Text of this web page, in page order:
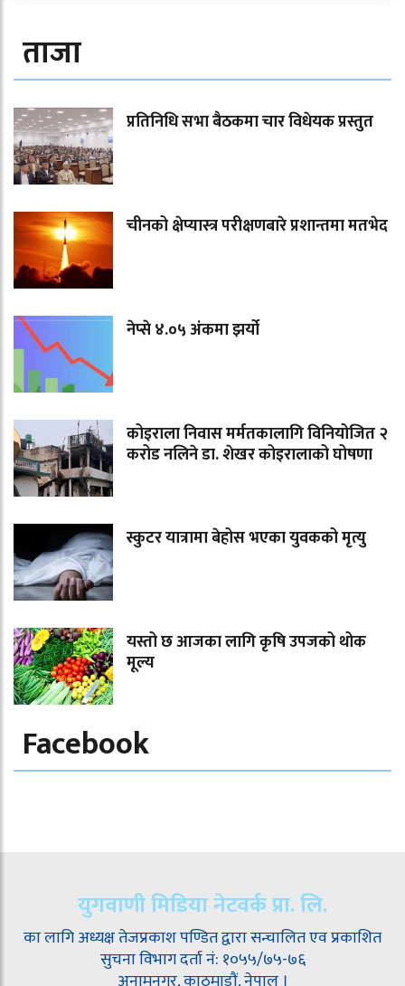
ताजा
प्रतिनिधि सभा बैठकमा चार विधेयक प्रस्तुत
चीनको क्षेप्यास्त्र परीक्षणबारे प्रशान्तमा मतभेद
नेप्से ४.०५ अंकमा झर्यो
कोइराला निवास मर्मतकालागि विनियोजित २
करोड नलिने डा. शेखर कोइरालाको घोषणा
स्कुटर यात्रामा बेहोस भएका युवकको मृत्यु
यस्तो छ आजका लागि कृषि उपजको थोक
मूल्य
Facebook
युगवाणी मिडिया नेटवर्क प्रा. लि.
का लागि अध्यक्ष तेजप्रकाश पण्डित द्वारा सन्चालित एव प्रकाशित
सुचना विभाग दर्ता नं: १०५५/७५-७६